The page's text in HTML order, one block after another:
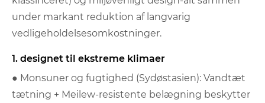
under markant reduktion af langvarig
vedligeholdelsesomkostninger.
1. designet til ekstreme klimaer
● Monsuner og fugtighed (Sydøstasien): Vandtæt
tætning + Meilew-resistente belægning beskytter